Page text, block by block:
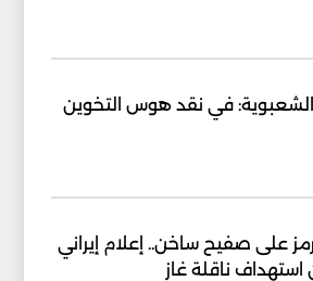
في نقد هوس التخوين
على صفيح ساخن.. إعلام إيراني
ناقلة غاز